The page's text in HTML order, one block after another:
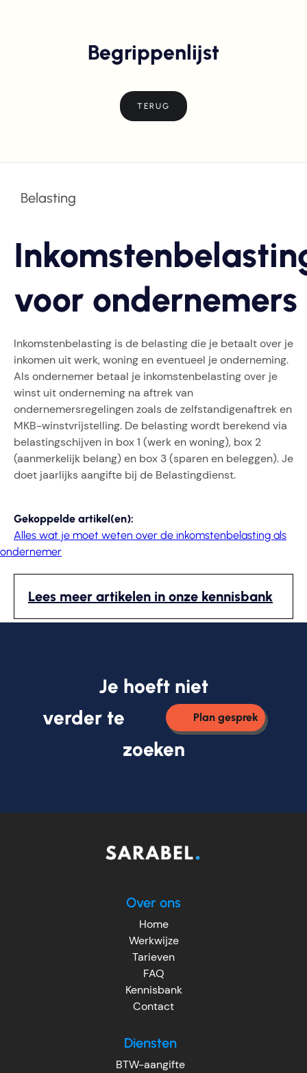
Begrippenlijst
TERUG
Belasting
voor ondernemers
Inkomstenbelasting is de belasting die je betaalt over je
inkomen uit werk, woning en eventueel je onderneming.
Als ondernemer betaal je inkomstenbelasting over je
winst uit onderneming na aftrek van
ondernemersregelingen zoals de zelfstandigenaftrek en
MKB-winstvrijstelling. De belasting wordt berekend via
belastingschijven in box 1 (werk en woning), box 2
(aanmerkelijk belang) en box 3 (sparen en beleggen). Je
doet jaarlijks aangifte bij de Belastingdienst.
Gekoppelde artikel(en):
Alles wat je moet weten over de inkomstenbelasting als
ondernemer
Lees meer artikelen in onze kennisbank
Je hoeft niet
verder te
Plan gesprek
zoeken
Over ons
Home
Werkwijze
Tarieven
FAQ
Kennisbank
Contact
Diensten
BTW-aangifte